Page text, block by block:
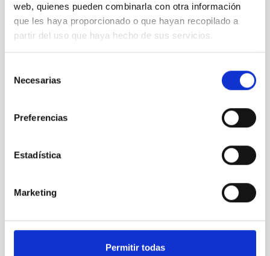
web, quienes pueden combinarla con otra información
que les haya proporcionado o que hayan recopilado a
partir del uso que haya hecho de sus servicios.
Necesarias
Preferencias
Estadística
Marketing
Permitir todas
Publicaciones
revistas especializadas